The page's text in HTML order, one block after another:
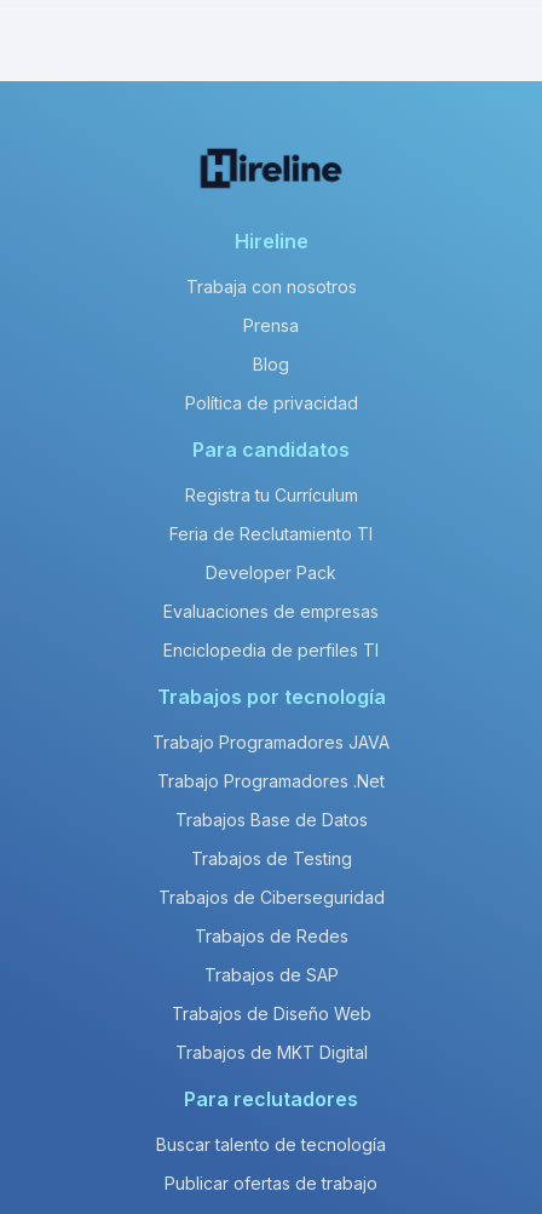
Hireline
Trabaja con nosotros
Prensa
Blog
Política de privacidad
Para candidatos
Registra tu Currículum
Feria de Reclutamiento TI
Developer Pack
Evaluaciones de empresas
Enciclopedia de perfiles TI
Trabajos por tecnología
Trabajo Programadores JAVA
Trabajo Programadores .Net
Trabajos Base de Datos
Trabajos de Testing
Trabajos de Ciberseguridad
Trabajos de Redes
Trabajos de SAP
Trabajos de Diseño Web
Trabajos de MKT Digital
Para reclutadores
Buscar talento de tecnología
Publicar ofertas de trabajo